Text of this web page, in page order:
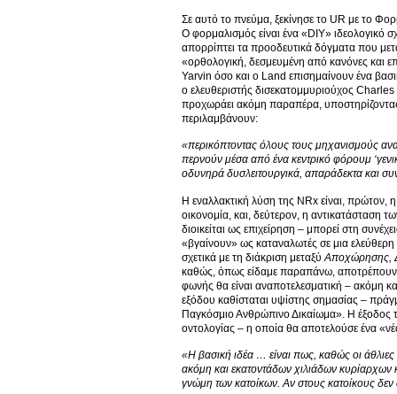
Σε αυτό το πνεύμα, ξεκίνησε το UR με το
Ο φορμαλισμός είναι ένα «DIY» ιδεολογικό
απορρίπτει τα προοδευτικά δόγματα που
«ορθολογική, δεσμευμένη από κανόνες και
Yarvin όσο και ο Land επισημαίνουν ένα
ο ελευθεριστής δισεκατομμυριούχος
προχωράει ακόμη παραπέρα, υποστηρίζοντας
περιλαμβάνουν:
«περικόπτοντας όλους τους μηχανισμούς
περνούν μέσα από ένα κεντρικό φόρουμ
οδυνηρά δυσλειτουργικά, απαράδεκτα και
Η εναλλακτική λύση της NRx είναι,
οικονομία, και, δεύτερον, η αντικατάσταση
διοικείται ως επιχείρηση – μπορεί στη
«βγαίνουν» ως καταναλωτές σε μια
σχετικά με τη διάκριση μεταξύ Αποχώρησης,
καθώς, όπως είδαμε παραπάνω, αποτρέπουν
φωνής θα είναι αναποτελεσματική – ακόμη
εξόδου καθίσταται υψίστης σημασίας –
Παγκόσμιο Ανθρώπινο Δικαίωμα». Η έξοδος
οντολογίας – η οποία θα αποτελούσε ένα
«Η βασική ιδέα … είναι πως, καθώς οι
ακόμη και εκατοντάδων χιλιάδων κυρίαρχων
γνώμη των κατοίκων. Αν στους κατοίκους